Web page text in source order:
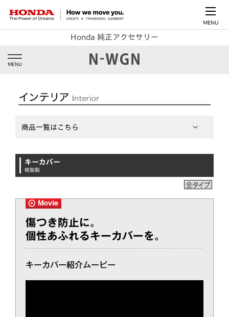
MENU
Honda 純正アクセサリー
MENU
商品一覧はこちら
キーカバー
樹脂製
傷つき防止に。
個性あふれるキーカバーを。
キーカバー紹介ムービー